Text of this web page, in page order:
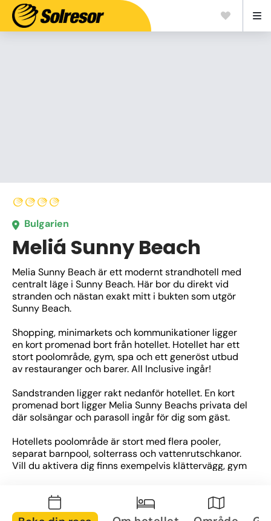
Bulgarien
Meliá Sunny Beach
Melia Sunny Beach är ett modernt strandhotell med
centralt läge i Sunny Beach. Här bor du direkt vid
stranden och nästan exakt mitt i bukten som utgör
Sunny Beach.
Shopping, minimarkets och kommunikationer ligger
en kort promenad bort från hotellet. Hotellet har ett
stort poolområde, gym, spa och ett generöst utbud
av restauranger och barer. All Inclusive ingår!
Sandstranden ligger rakt nedanför hotellet. En kort
promenad bort ligger Melia Sunny Beachs privata del
där solsängar och parasoll ingår för dig som gäst.
Hotellets poolområde är stort med flera pooler,
separat barnpool, solterrass och vattenrutschkanor.
Vill du aktivera dig finns exempelvis klättervägg, gym